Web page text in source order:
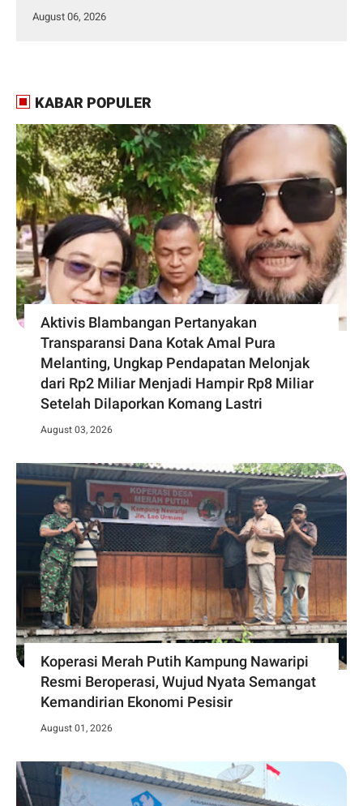
August 06, 2026
KABAR POPULER
Aktivis Blambangan Pertanyakan
Transparansi Dana Kotak Amal Pura
Melanting, Ungkap Pendapatan Melonjak
dari Rp2 Miliar Menjadi Hampir Rp8 Miliar
Setelah Dilaporkan Komang Lastri
August 03, 2026
Koperasi Merah Putih Kampung Nawaripi
Resmi Beroperasi, Wujud Nyata Semangat
Kemandirian Ekonomi Pesisir
August 01, 2026